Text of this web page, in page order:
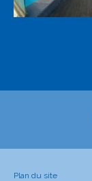
Plan du site